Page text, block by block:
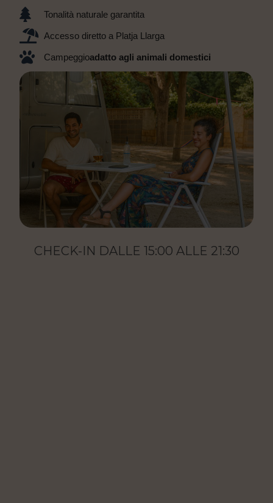
Tonalità naturale garantita
Accesso diretto a Platja Llarga
Campeggioadatto agli animali domestici
CHECK-IN DALLE 15:00 ALLE 21:30